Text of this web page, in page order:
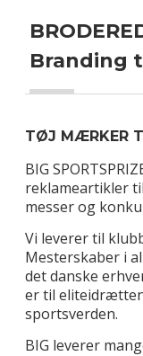
Branding
TØJ MÆRKER
BIG
reklameartikler
messer og
Vi leverer til
Mesterskaber i
det danske
er til
sportsverden.
BIG leverer